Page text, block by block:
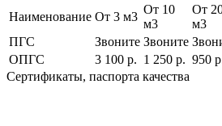
Наименование От 3 м3
От 10
м3
От
м3
ПГС
Звоните Звоните
ОПГС
3 100 р. 1 250 р. 950
Сертификаты, паспорта качества